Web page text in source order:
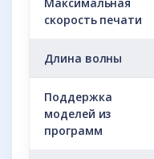
скорость печати
Длина волны
Поддержка
моделей из
программ